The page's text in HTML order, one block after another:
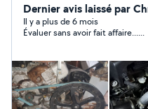
pour l'information et
Dernier avis laissé par
Il y a plus de 6 mois
Évaluer sans avoir fait affaire......